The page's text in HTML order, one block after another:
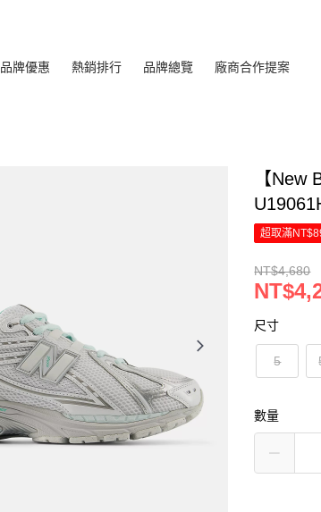
品牌優惠 熱銷排行 品牌總覽 廠商合作提案
【
超取滿
NT$4,680
尺寸
5
數量